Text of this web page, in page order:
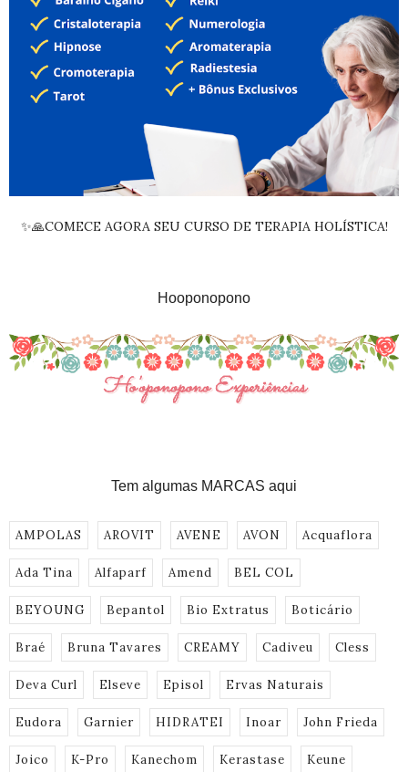
✨🙏COMECE AGORA SEU CURSO DE TERAPIA HOLÍSTICA!
Hooponopono
Tem algumas MARCAS aqui
AMPOLAS AROVIT AVENE AVON Acquaflora
Ada Tina Alfaparf Amend BEL COL
BEYOUNG Bepantol Bio Extratus Boticário
Braé Bruna Tavares CREAMY Cadiveu Cless
Deva Curl Elseve Episol Ervas Naturais
Eudora Garnier HIDRATEI Inoar John Frieda
Joico K-Pro Kanechom Kerastase Keune